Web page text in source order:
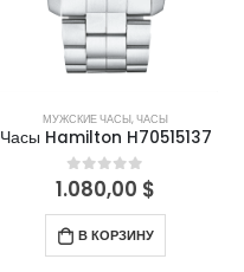
МУЖСКИЕ ЧАСЫ,ЧАСЫ
Часы Hamilton H70515137
0out of 5
1.080,00 $
В КОРЗИНУ